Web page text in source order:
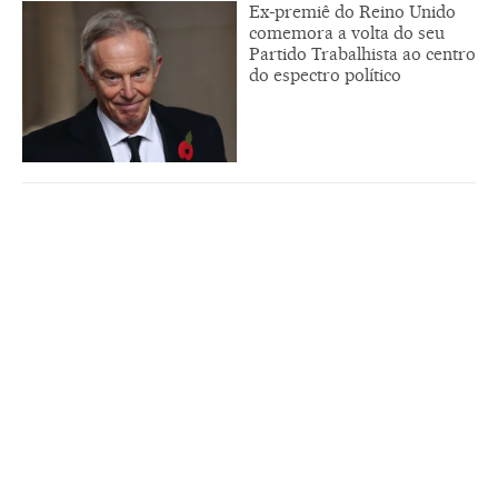
Ex-premiê do Reino Unido
comemora a volta do seu
Partido Trabalhista ao centro
do espectro político